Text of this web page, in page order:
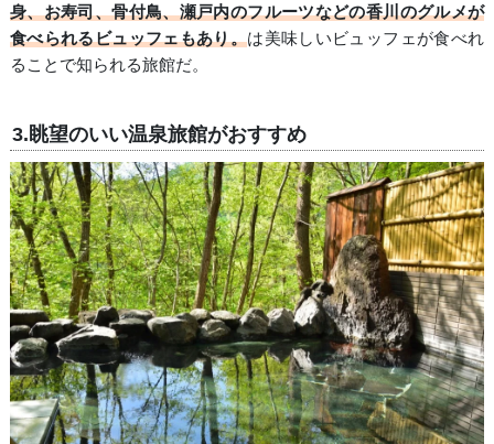
身、お寿司、骨付鳥、瀬戸内のフルーツなどの香川のグルメが
食べられるビュッフェもあり。は美味しいビュッフェが食べれ
ることで知られる旅館だ。
3.眺望のいい温泉旅館がおすすめ